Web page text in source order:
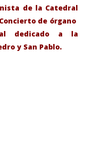
de la Catedral
de órgano
dedicado a la
y San Pablo.